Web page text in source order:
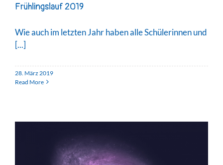
Frühlingslauf 2019
Wie auch im letzten Jahr haben alle Schülerinnen und
[...]
28. März 2019
Read More